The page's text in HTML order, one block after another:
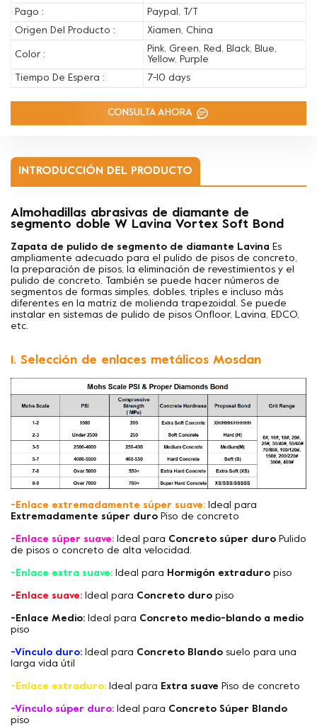
Pago :
Paypal, T/T
Origen Del Producto :
Xiamen, China
Color :
Pink, Green, Red, Black, Blue,
Yellow, Purple
Tiempo De Espera :
7-10 days
CONSULTA AHORA
INTRODUCCIÓN DEL PRODUCTO
Almohadillas abrasivas de diamante de
segmento doble W Lavina Vortex Soft Bond
Zapata de pulido de segmento de diamante Lavina Es
ampliamente adecuado para el pulido de pisos de concreto,
la preparación de pisos, la eliminación de revestimientos y el
pulido de concreto. También se puede hacer números de
segmentos de formas simples, dobles, triples e incluso más
diferentes en la matriz de molienda trapezoidal. Se puede
instalar en sistemas de pulido de pisos Onfloor, Lavina, EDCO,
etc.
1. Selección de enlaces metálicos Mosdan
-Enlace extremadamente súper suave: Ideal para
Extremadamente súper duro Piso de concreto
-Enlace súper suave: Ideal para Concreto súper duro Pulido
de pisos o concreto de alta velocidad.
-Enlace extra suave: Ideal para Hormigón extraduro piso
-Enlace suave: Ideal para Concreto duro piso
-Enlace Medio: Ideal para Concreto medio-blando a medio
piso
-Vínculo duro: Ideal para Concreto Blando suelo para una
larga vida útil
-Enlace extraduro: Ideal para Extra suave Piso de concreto
-Vínculo súper duro: Ideal para Concreto Súper Blando
piso